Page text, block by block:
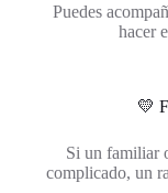
Puedes
hacer
💛
Si un familiar
complicado, un